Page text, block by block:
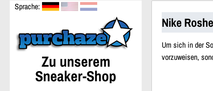
Sprache:
Zu unserem
Sneaker-Shop
Nike
Um sich in der
vorzuweisen,